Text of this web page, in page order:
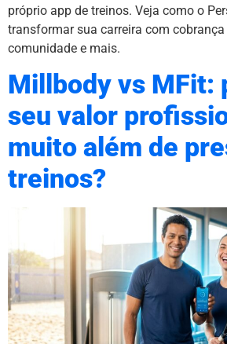
próprio app de treinos. Veja como o
transformar sua carreira com
comunidade e mais.
Millbody vs MFit:
seu valor
muito além de
treinos?